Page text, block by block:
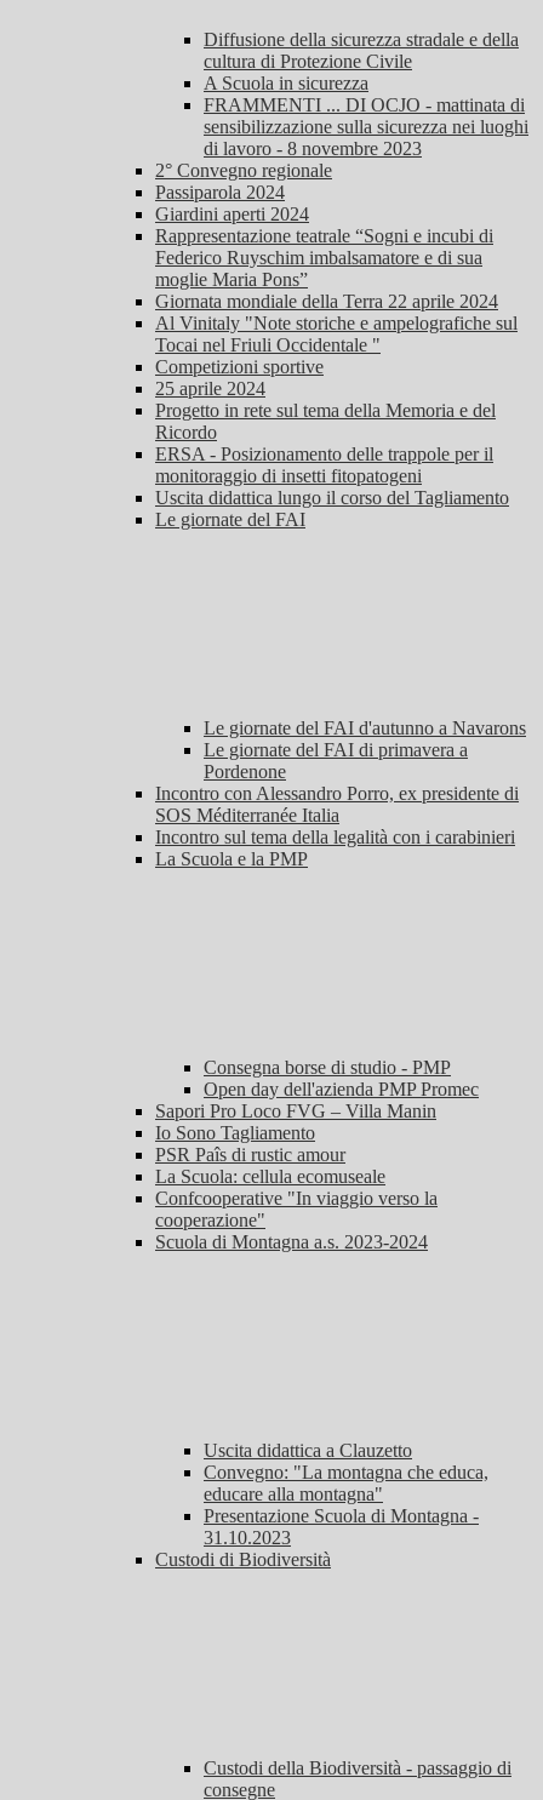
Diffusione della sicurezza stradale e della
cultura di Protezione Civile
A Scuola in sicurezza
FRAMMENTI ... DI OCJO - mattinata di
sensibilizzazione sulla sicurezza nei luoghi
di lavoro - 8 novembre 2023
2° Convegno regionale
Passiparola 2024
Giardini aperti 2024
Rappresentazione teatrale “Sogni e incubi di
Federico Ruyschim imbalsamatore e di sua
moglie Maria Pons”
Giornata mondiale della Terra 22 aprile 2024
Al Vinitaly "Note storiche e ampelografiche sul
Tocai nel Friuli Occidentale "
Competizioni sportive
25 aprile 2024
Progetto in rete sul tema della Memoria e del
Ricordo
ERSA - Posizionamento delle trappole per il
monitoraggio di insetti fitopatogeni
Uscita didattica lungo il corso del Tagliamento
Le giornate del FAI
Le giornate del FAI d'autunno a Navarons
Le giornate del FAI di primavera a
Pordenone
Incontro con Alessandro Porro, ex presidente di
SOS Méditerranée Italia
Incontro sul tema della legalità con i carabinieri
La Scuola e la PMP
Consegna borse di studio - PMP
Open day dell'azienda PMP Promec
Sapori Pro Loco FVG – Villa Manin
Io Sono Tagliamento
PSR Paîs di rustic amour
La Scuola: cellula ecomuseale
Confcooperative "In viaggio verso la
cooperazione"
Scuola di Montagna a.s. 2023-2024
Uscita didattica a Clauzetto
Convegno: "La montagna che educa,
educare alla montagna"
Presentazione Scuola di Montagna -
31.10.2023
Custodi di Biodiversità
Custodi della Biodiversità - passaggio di
consegne